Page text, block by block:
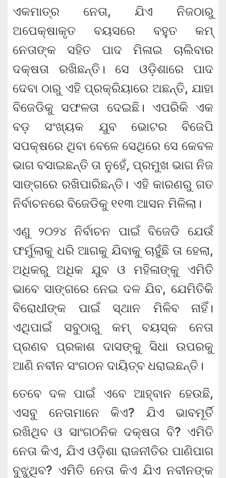
ଏକମାତ୍ର ନେତା, ଯିଏ ନିଜଠାରୁ
ଅପେକ୍ଷାକୃତ ବୟସରେ ବହୁତ କମ୍
ନେତାଙ୍କ ସହିତ ପାଦ ମିଳାଇ ଚାଲିବାର
ଦକ୍ଷତା ରଖିଛନ୍ତି। ସେ ଓଡ଼ିଶାରେ ପାଦ
ଦେବା ଠାରୁ ଏହି ପ୍ରକ୍ରିୟାରେ ଅଛନ୍ତି, ଯାହା
ବିଜେଡିକୁ ସଫଳତା ଦେଇଛି। ଏପରିକି ଏକ
ବଡ଼ ସଂଖ୍ୟକ ଯୁବ ଭୋଟର ବିଜେପି
ସପକ୍ଷରେ ଥିବା ବେଳେ ସେଥିରେ ସେ କେବଳ
ଭାଗ ବସାଇଛନ୍ତି ତା ନୁହେଁ, ପ୍ରମୁଖ ଭାଗ ନିଜ
ସାଙ୍ଗରେ ରଖିପାରିଛନ୍ତି। ଏହି କାରଣରୁ ଗତ
ନିର୍ବାଚନରେ ବିଜେଡିକୁ ୧୧୩ ଆସନ ମିଳିଲା।
ଏଣୁ ୨୦୨୪ ନିର୍ବାଚନ ପାଇଁ ବିଜେଡି ଯେଉଁ
ଫର୍ମୁଲାକୁ ଧରି ଆଗକୁ ଯିବାକୁ ଚାହୁଁଛି ତା ହେଲା,
ଅଧିକରୁ ଅଧିକ ଯୁବ ଓ ମହିଳାଙ୍କୁ ଏମିତି
ଭାବେ ସାଙ୍ଗରେ ନେଇ ଦଳ ଯିବ, ଯେମିତିକି
ବିରୋଧୀଙ୍କ ପାଇଁ ସ୍ଥାନ ମିଳିବ ନାହିଁ।
ଏଥିପାଇଁ ସବୁଠାରୁ କମ୍ ବୟସ୍କ ନେତା
ପ୍ରଣବ ପ୍ରକାଶ ଦାସଙ୍କୁ ସିଧା ଉପରକୁ
ଆଣି ନବୀନ ସଂଗଠନ ଦାୟିତ୍ବ ଧରାଇଛନ୍ତି।
ତେବେ ଦଳ ପାଇଁ ଏବେ ଆହ୍ବାନ ହେଉଛି,
ଏସବୁ ନେତାମାନେ କିଏ? ଯିଏ ଭାବମୂର୍ତି
ରଖିଥିବ ଓ ସାଂଗଠନିକ ଦକ୍ଷତା ବି? ଏମିତି
ନେତା କିଏ, ଯିଏ ଓଡ଼ିଶା ରାଜନୀତିର ପାଣିପାଗ
ବୁଝୁଥିବ? ଏମିତି ନେତା କିଏ ଯିଏ ନବୀନଙ୍କ